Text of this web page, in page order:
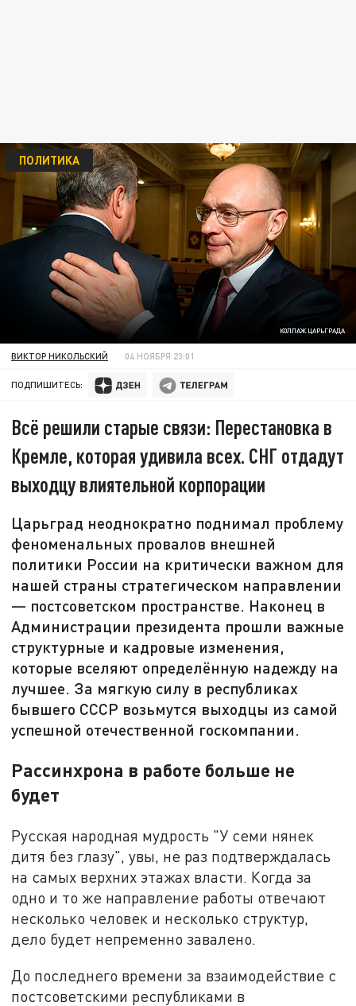
КОЛЛАЖ ЦАРЬГРАДА
ПОЛИТИКА
ВИКТОР НИКОЛЬСКИЙ 04 НОЯБРЯ 23:01
ПОДПИШИТЕСЬ:
Всё решили старые связи: Перестановка в
Кремле, которая удивила всех. СНГ отдадут
выходцу влиятельной корпорации
Царьград неоднократно поднимал проблему
феноменальных провалов внешней
политики России на критически важном для
нашей страны стратегическом направлении
— постсоветском пространстве. Наконец в
Администрации президента прошли важные
структурные и кадровые изменения,
которые вселяют определённую надежду на
лучшее. За мягкую силу в республиках
бывшего СССР возьмутся выходцы из самой
успешной отечественной госкомпании.
Рассинхрона в работе больше не
будет
Русская народная мудрость "У семи нянек
дитя без глазу", увы, не раз подтверждалась
на самых верхних этажах власти. Когда за
одно и то же направление работы отвечают
несколько человек и несколько структур,
дело будет непременно завалено.
До последнего времени за взаимодействие с
постсоветскими республиками в